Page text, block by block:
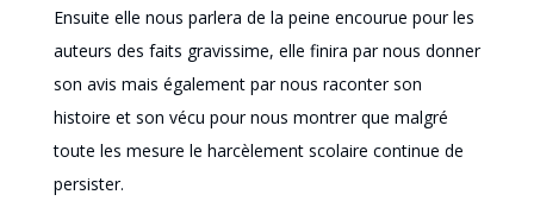
Ensuite elle nous parlera de la peine encourue pour les
auteurs des faits gravissime, elle finira par nous donner
son avis mais également par nous raconter son
histoire et son vécu pour nous montrer que malgré
toute les mesure le harcèlement scolaire continue de
persister.